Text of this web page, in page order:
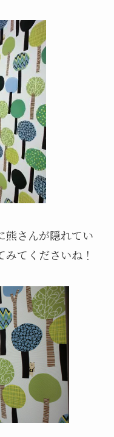
熊さんが隠れてい
てくださいね！